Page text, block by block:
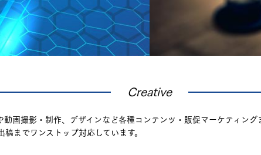
Creative
動画撮影・制作、デザインなど各種コンテンツ・販促マーケティン
までワンストップ対応しています。